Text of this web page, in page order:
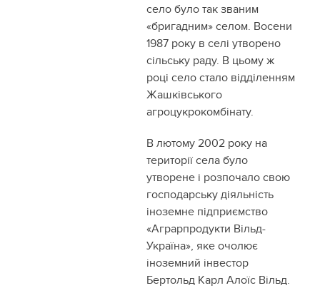
село було так званим
«бригадним» селом. Восени
1987 року в селі утворено
сільську раду. В цьому ж
році село стало відділенням
Жашківського
агроцукрокомбінату.
В лютому 2002 року на
території села було
утворене і розпочало свою
господарську діяльність
іноземне підприємство
«Аграрпродукти Вільд-
Україна», яке очолює
іноземний інвестор
Бертольд Карл Алоїс Вільд.